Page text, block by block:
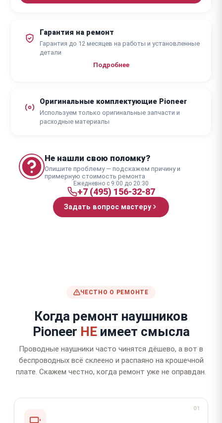
Гарантия на ремонт
Гарантия до 12 месяцев на работы и установленные
детали
Подробнее
Оригинальные комплектующие Pioneer
Используем только оригинальные запчасти и
расходные материалы
Не нашли свою поломку?
Опишите проблему — подскажем причину и
примерную стоимость ремонта
Ежедневно с 9:00 до 20:30
+7 (495) 156-32-87
Задать вопрос мастеру
ЧЕСТНО О РЕМОНТЕ
Когда ремонт наушников
Pioneer НЕимеет смысла
Проводные наушники часто чинятся дёшево, а вот в
беспроводных всё склеено и распаяно на крошечной
плате. Скажем честно, когда ремонт уже не оправдан.
01